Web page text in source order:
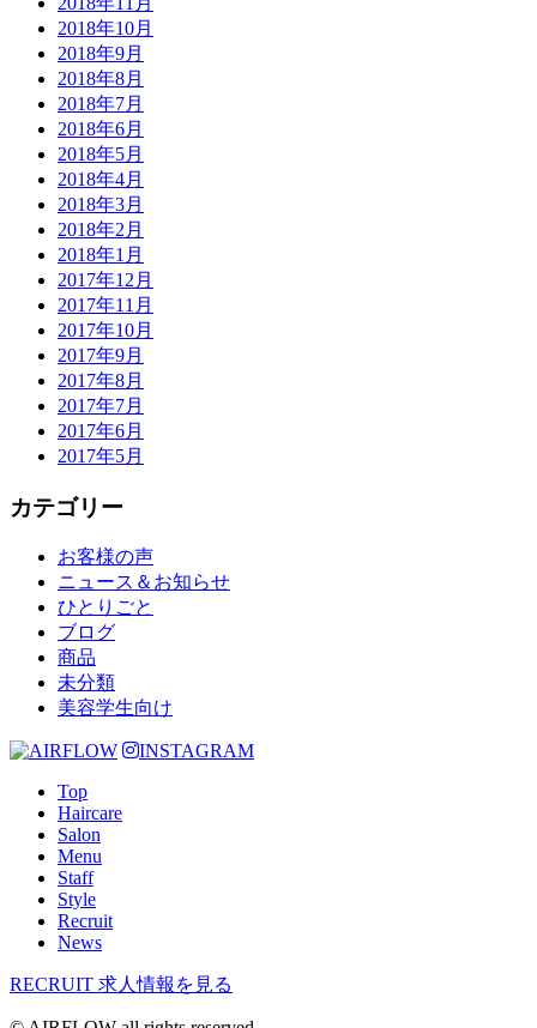
2018年10月
2018年9月
2018年8月
2018年7月
2018年6月
2018年5月
2018年4月
2018年3月
2018年2月
2018年1月
2017年12月
2017年11月
2017年10月
2017年9月
2017年8月
2017年7月
2017年6月
2017年5月
カテゴリー
お客様の声
ニュース＆お知らせ
ひとりごと
ブログ
商品
未分類
美容学生向け
INSTAGRAM
Top
Haircare
Salon
Menu
Staff
Style
Recruit
News
RECRUIT 求人情報を見る